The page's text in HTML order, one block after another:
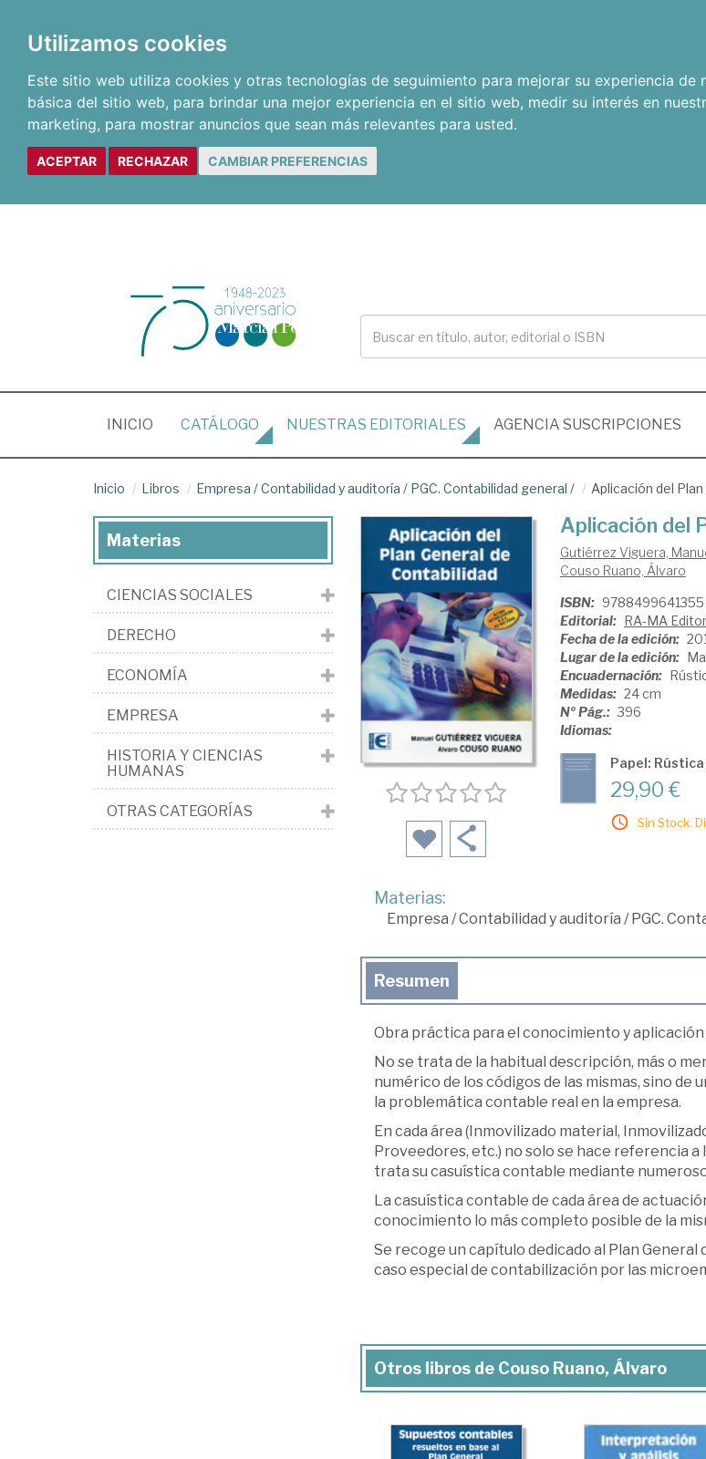
Utilizamos cookies
Este sitio web utiliza cookies y otras tecnologías de seguimiento para mejorar su experiencia de
básica del sitio web, para brindar una mejor experiencia en el sitio web, medir su interés en
marketing, para mostrar anuncios que sean más relevantes para usted.
ACEPTAR RECHAZAR CAMBIAR PREFERENCIAS
INICIO (CURRENT)
CATÁLOGO NUESTRAS EDITORIALES AGENCIA SUSCRIPCIONES
Inicio Libros Empresa /Contabilidad y auditoría / PGC. Contabilidad general / Aplicación del
Aplicación del
Gutiérrez Viguera,
Couso Ruano, Álvaro
ISBN: 9788499641355
Editorial: RA-MA
Fecha de la edición:
Lugar de la edición:
Encuadernación:
Medidas: 24 cm
Nº Pág.: 396
Idiomas:
Papel: Rústica
29,90 €
Sin Stock.
Materias:
Empresa /Contabilidad y auditoría /PGC.
Resumen
Obra práctica para el conocimiento y
No se trata de la habitual descripción, más o
numérico de los códigos de las mismas, sino
la problemática contable real en la empresa.
En cada área (Inmovilizado material,
Proveedores, etc.) no solo se hace referencia
trata su casuística contable mediante
La casuística contable de cada área de
conocimiento lo más completo posible de la
Se recoge un capítulo dedicado al Plan
caso especial de contabilización por las
Otros libros de Couso Ruano, Álvaro
Materias
CIENCIAS SOCIALES
DERECHO
ECONOMÍA
EMPRESA
HISTORIA Y CIENCIAS
HUMANAS
OTRAS CATEGORÍAS